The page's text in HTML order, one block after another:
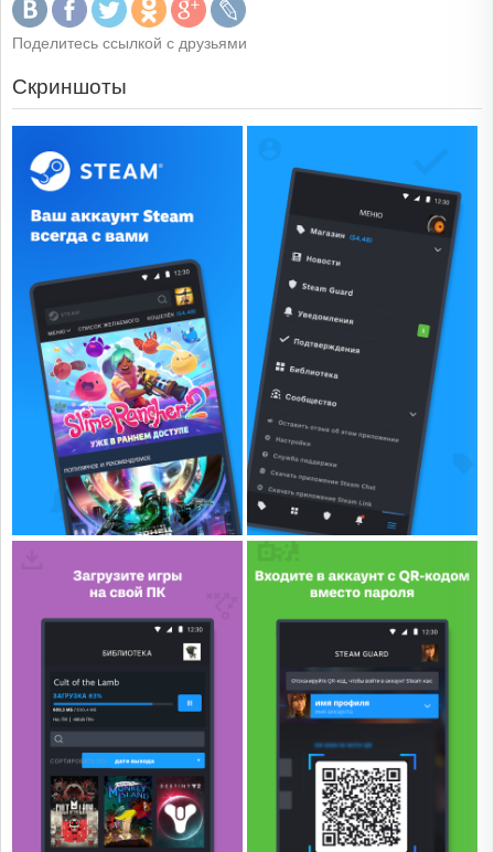
Поделитесь ссылкой с друзьями
Скриншоты